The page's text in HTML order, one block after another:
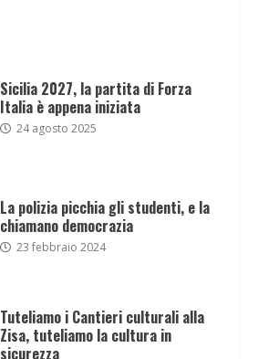
Sicilia 2027, la partita di Forza
Italia è appena iniziata
24 agosto 2025
La polizia picchia gli studenti, e la
chiamano democrazia
23 febbraio 2024
Tuteliamo i Cantieri culturali alla
Zisa, tuteliamo la cultura in
sicurezza